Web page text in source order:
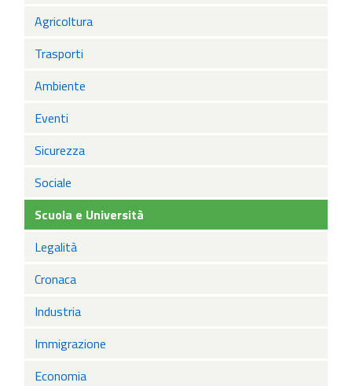
Agricoltura
Trasporti
Ambiente
Eventi
Sicurezza
Sociale
Scuola e Università
Legalità
Cronaca
Industria
Immigrazione
Economia